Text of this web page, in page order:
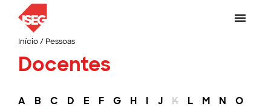
Início/ Pessoas
Docentes
A B C D E F G H I J K L M N O